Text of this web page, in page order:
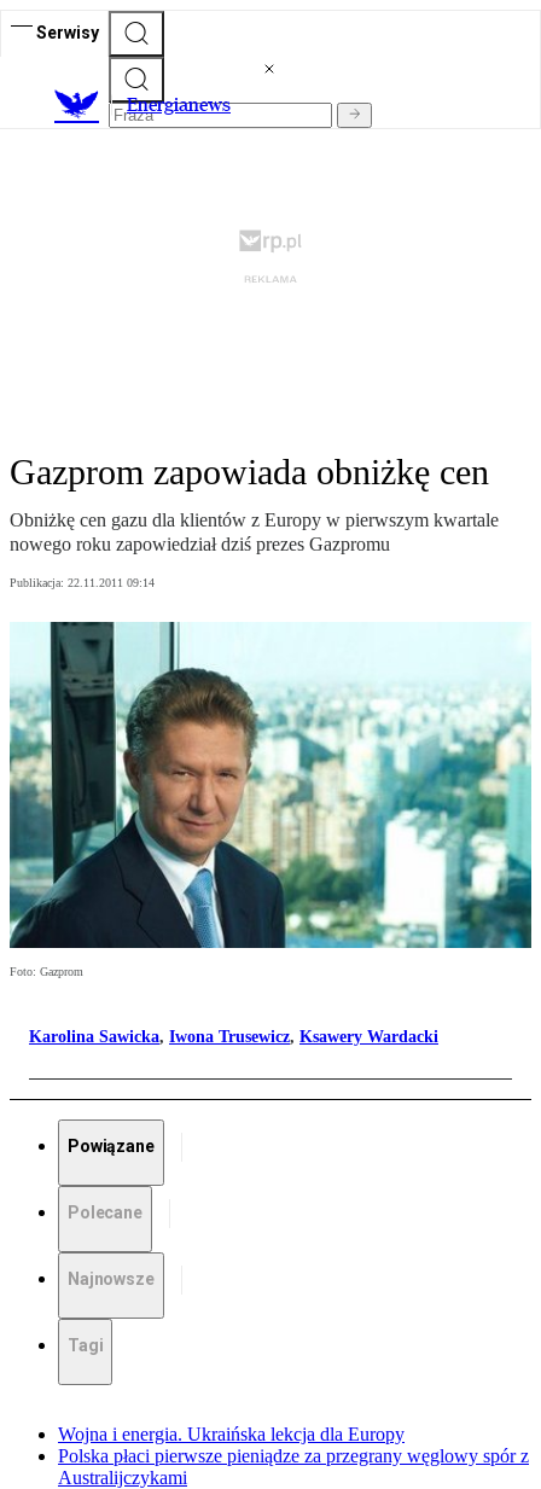
Serwisy
Energianews
Gazprom zapowiada obniżkę cen
Obniżkę cen gazu dla klientów z Europy w pierwszym kwartale
nowego roku zapowiedział dziś prezes Gazpromu
Publikacja: 22.11.2011 09:14
Foto: Gazprom
Karolina Sawicka, Iwona Trusewicz, Ksawery Wardacki
Powiązane
Polecane
Najnowsze
Tagi
Wojna i energia. Ukraińska lekcja dla Europy
Polska płaci pierwsze pieniądze za przegrany węglowy spór z
Australijczykami